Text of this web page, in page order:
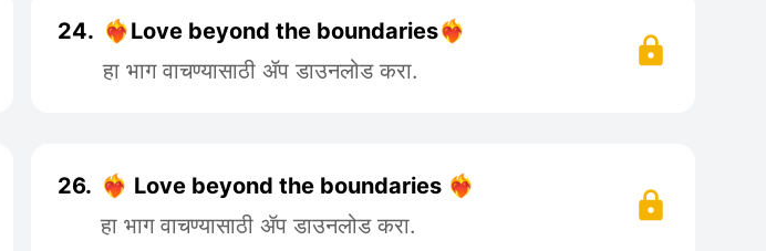
24. ❤️‍🔥Love beyond the boundaries❤️‍🔥
हा भाग वाचण्यासाठी ॲप डाउनलोड करा.
26. ❤️‍🔥 Love beyond the boundaries ❤️‍🔥
हा भाग वाचण्यासाठी ॲप डाउनलोड करा.